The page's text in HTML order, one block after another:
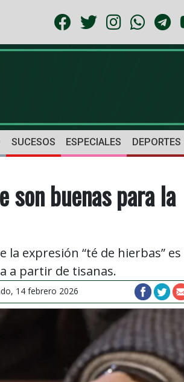
SUCESOS ESPECIALES DEPORTES
son buenas para la
expresión “té de hierbas” es
a partir de tisanas.
14 febrero 2026